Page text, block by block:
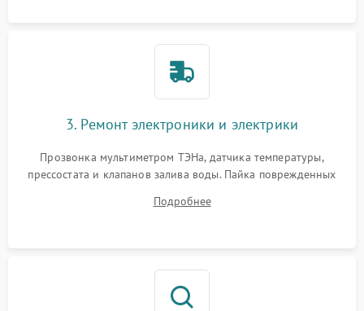
3. Ремонт электроники и электрики
Прозвонка мультиметром ТЭНа, датчика температуры,
прессостата и клапанов залива воды. Пайка поврежденных
Восстановление целостности проводки и контактов.
Подробнее